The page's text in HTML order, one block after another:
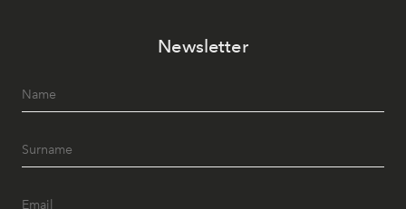
geceye taşıyarak her hafta farklı bir deneyim sunuyor.
Newsletter